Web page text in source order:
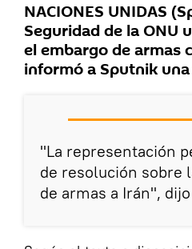
NACIONES UNIDAS
Seguridad de la ONU
el embargo de armas
informó a Sputnik
"La representación
de resolución sobre
de armas a Irán",